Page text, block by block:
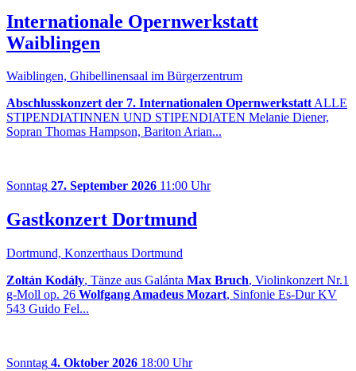
Internationale Opernwerkstatt
Waiblingen
Waiblingen, Ghibellinensaal im Bürgerzentrum
Abschlusskonzert der 7. Internationalen OpernwerkstattALLE
STIPENDIATINNEN UND STIPENDIATEN Melanie Diener,
Sopran Thomas Hampson, Bariton Arian...
Sonntag 27. September 2026 11:00 Uhr
Gastkonzert Dortmund
Dortmund, Konzerthaus Dortmund
Zoltán Kodály, Tänze aus Galánta Max Bruch, Violinkonzert Nr.1
g-Moll op. 26 Wolfgang Amadeus Mozart, Sinfonie Es-Dur KV
543 Guido Fel...
Sonntag 4. Oktober 2026 18:00 Uhr